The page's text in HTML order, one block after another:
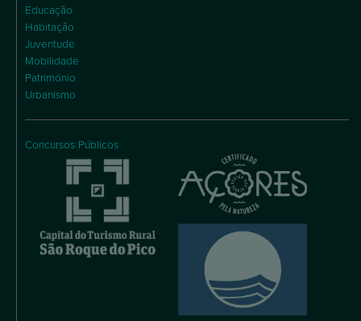
Educação
Habitação
Juventude
Mobilidade
Património
Urbanismo
Concursos Públicos